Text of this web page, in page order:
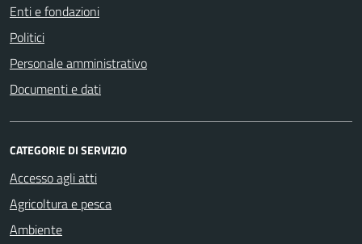
Enti e fondazioni
Politici
Personale amministrativo
Documenti e dati
CATEGORIE DI SERVIZIO
Accesso agli atti
Agricoltura e pesca
Ambiente